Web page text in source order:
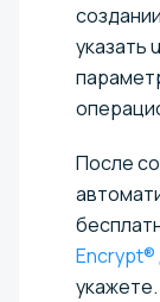
указать
После
Encrypt®